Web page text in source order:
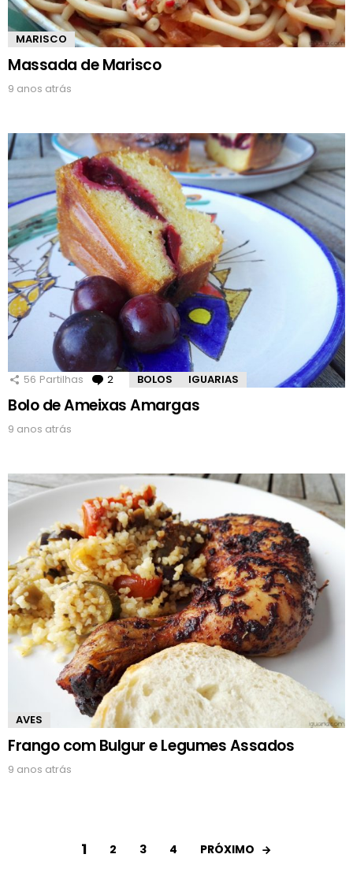
MARISCO
Massada de Marisco
9 anos atrás
56 Partilhas 2 Comentários
BOLOS IGUARIAS
Bolo de Ameixas Amargas
9 anos atrás
AVES
Frango com Bulgur e Legumes Assados
9 anos atrás
1 2 3 4 PRÓXIMO